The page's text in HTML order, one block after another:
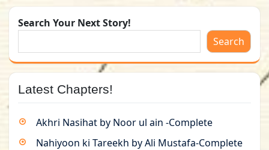
Search Your Next Story!
Search
Latest Chapters!
Akhri Nasihat by Noor ul ain -Complete
Nahiyoon ki Tareekh by Ali Mustafa-Complete